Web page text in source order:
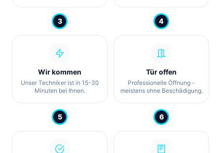
3
Wir kommen
Unser Techniker ist in 15-30
Minuten bei Ihnen.
4
Tür offen
Professionelle Öffnung -
meistens ohne Beschädigung.
5 6